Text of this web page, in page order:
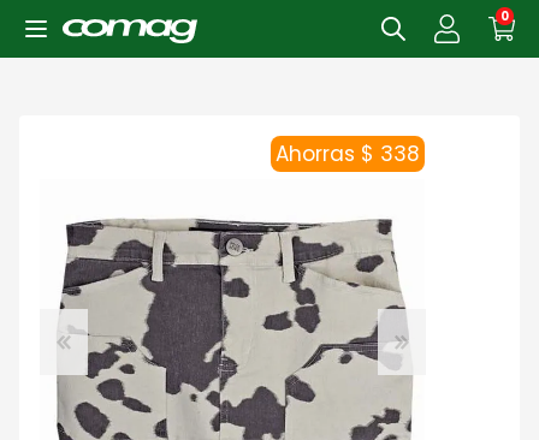
0
Ahorras $ 338